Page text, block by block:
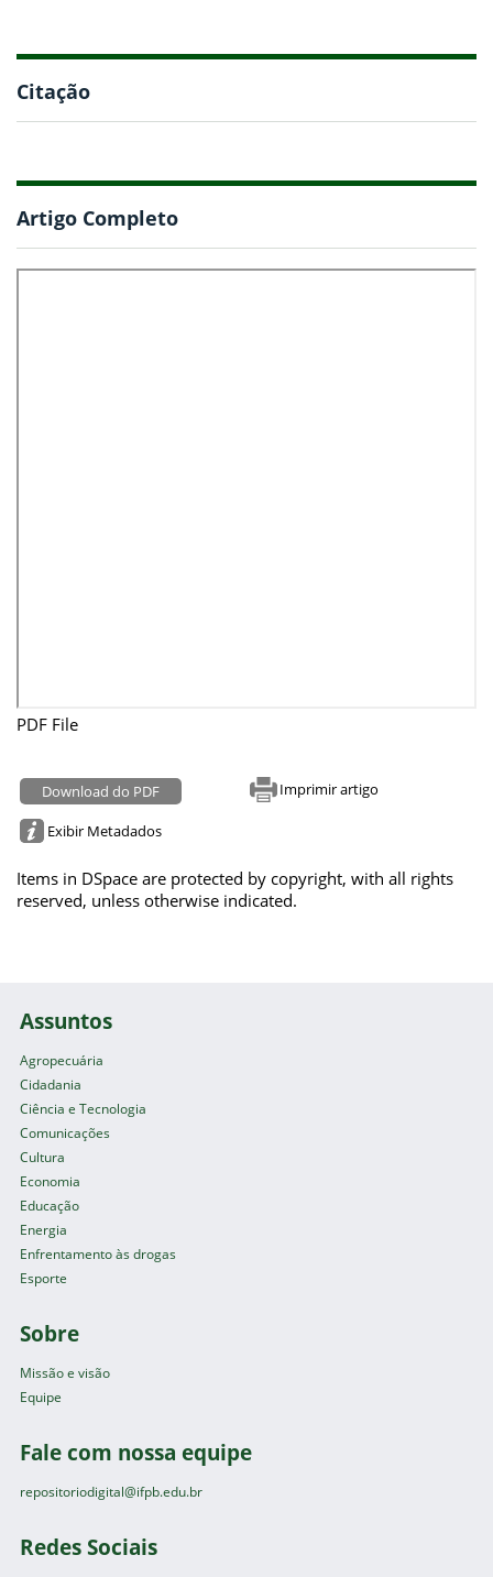
Citação
Artigo Completo
PDF File
Download do PDF Imprimir artigo
Exibir Metadados
Items in DSpace are protected by copyright, with all rights
reserved, unless otherwise indicated.
Assuntos
Agropecuária
Cidadania
Ciência e Tecnologia
Comunicações
Cultura
Economia
Educação
Energia
Enfrentamento às drogas
Esporte
Sobre
Missão e visão
Equipe
Fale com nossa equipe
repositoriodigital@ifpb.edu.br
Redes Sociais